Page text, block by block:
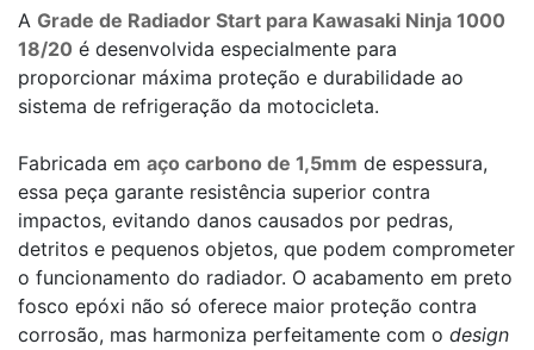
A Grade de Radiador Start para Kawasaki Ninja 1000
18/20 é desenvolvida especialmente para
proporcionar máxima proteção e durabilidade ao
sistema de refrigeração da motocicleta.
Fabricada em aço carbono de 1,5mm de espessura,
essa peça garante resistência superior contra
impactos, evitando danos causados por pedras,
detritos e pequenos objetos, que podem comprometer
o funcionamento do radiador. O acabamento em preto
fosco epóxi não só oferece maior proteção contra
corrosão, mas harmoniza perfeitamente com o design